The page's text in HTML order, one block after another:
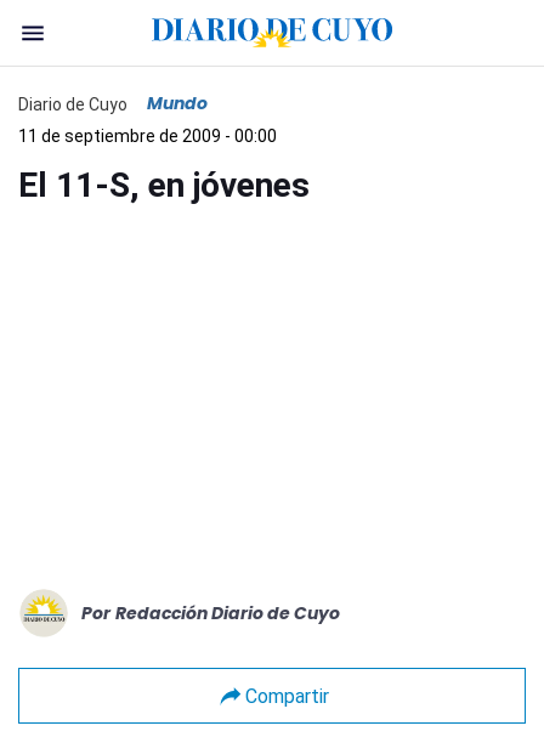
Diario de Cuyo Mundo
11 de septiembre de 2009 - 00:00
El 11-S, en jóvenes
Por Redacción Diario de Cuyo
Compartir